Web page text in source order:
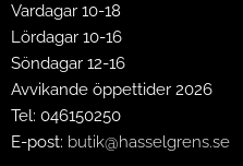
Vardagar 10-18
Lördagar 10-16
Söndagar 12-16
Avvikande öppettider 2026
Tel: 046150250
E-post: butik@hasselgrens.se